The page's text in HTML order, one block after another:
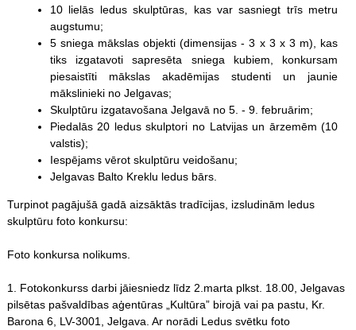
10 lielās ledus skulptūras, kas var sasniegt trīs metru
augstumu;
5 sniega mākslas objekti (dimensijas - 3 x 3 x 3 m), kas
tiks izgatavoti sapresēta sniega kubiem, konkursam
piesaistīti mākslas akadēmijas studenti un jaunie
mākslinieki no Jelgavas;
Skulptūru izgatavošana Jelgavā no 5. - 9. februārim;
Piedalās 20 ledus skulptori no Latvijas un ārzemēm (10
valstis);
Iespējams vērot skulptūru veidošanu;
Jelgavas Balto Kreklu ledus bārs.
Turpinot pagājušā gadā aizsāktās tradīcijas, izsludinām ledus
skulptūru foto konkursu:
Foto konkursa nolikums.
1. Fotokonkurss darbi jāiesniedz līdz 2.marta plkst. 18.00, Jelgavas
pilsētas pašvaldības aģentūras „Kultūra” birojā vai pa pastu, Kr.
Barona 6, LV-3001, Jelgava. Ar norādi Ledus svētku foto